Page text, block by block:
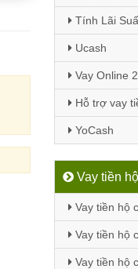
Tính Lãi
Ucash
Vay Online
Hỗ trợ vay
YoCash
Vay tiền
Vay tiền hộ
Vay tiền hộ
Vay tiền hộ